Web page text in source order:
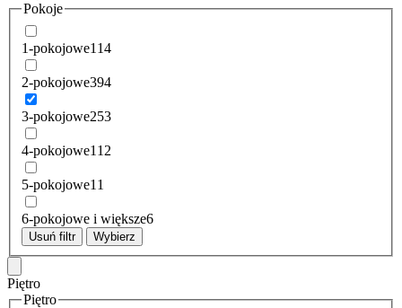
Pokoje
1-pokojowe114
2-pokojowe394
3-pokojowe253
4-pokojowe112
5-pokojowe11
6-pokojowe i większe6
Usuń filtr Wybierz
Piętro
Piętro